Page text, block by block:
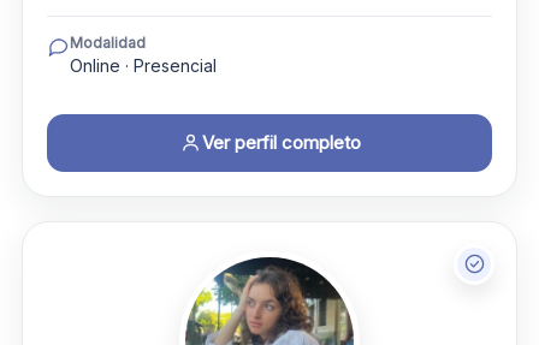
Modalidad
Online · Presencial
Ver perfil completo